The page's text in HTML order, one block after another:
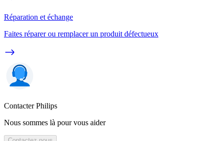
Réparation et échange
Faites réparer ou remplacer un produit défectueux
Contacter Philips
Nous sommes là pour vous aider